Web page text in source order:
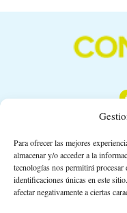
Para ofrecer las mejores
almacenar y/o acceder a la
tecnologías nos permitirá
identificaciones únicas en este
afectar negativamente a ciertas
Calle Camino
Planta 3ª 41092
674 02 62 03